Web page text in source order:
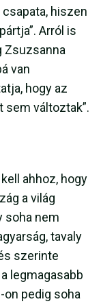
hiszen
Arról is
Zsuzsanna
van
hogy az
sem változtak”.
ahhoz, hogy
a világ
soha nem
tavaly
szerinte
legmagasabb
on pedig soha